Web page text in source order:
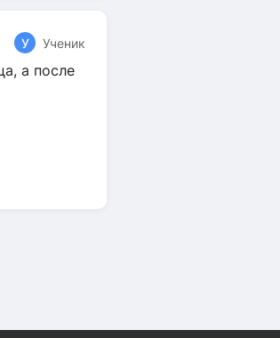
У Ученик
а после